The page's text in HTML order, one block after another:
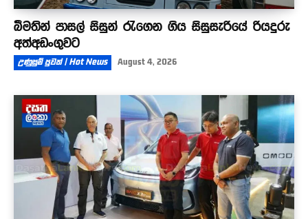
බීමතින් පාසල් සිසුන් රැගෙන ගිය සිසුසැරියේ රියදුරු
අත්අඩංගුවට
උණුසුම් පුවත් | Hot News August 4, 2026